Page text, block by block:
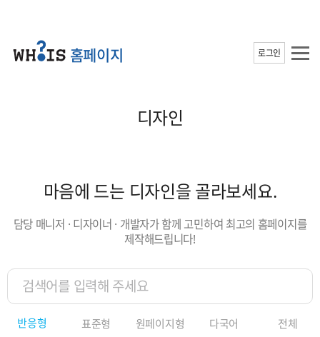
홈페이지 로그인
디자인
마음에 드는 디자인을 골라보세요.
담당 매니저 · 디자이너 · 개발자가 함께 고민하여 최고의 홈페이지를
제작해드립니다!
반응형 표준형 원페이지형 다국어 전체